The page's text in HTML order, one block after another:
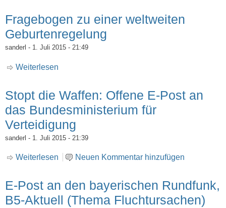
Fragebogen zu einer weltweiten
Geburtenregelung
sanderl - 1. Juli 2015 - 21:49
Weiterlesen
Stopt die Waffen: Offene E-Post an
das Bundesministerium für
Verteidigung
sanderl - 1. Juli 2015 - 21:39
Weiterlesen über Stopt die Waffen: Offene E-Post an das
Neuen Kommentar hinzufügen
E-Post an den bayerischen Rundfunk,
B5-Aktuell (Thema Fluchtursachen)